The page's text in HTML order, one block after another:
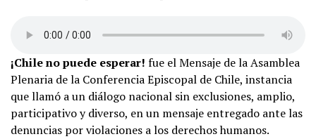
¡Chile no puede esperar! fue el Mensaje de la Asamblea
Plenaria de la Conferencia Episcopal de Chile, instancia
que llamó a un diálogo nacional sin exclusiones, amplio,
participativo y diverso, en un mensaje entregado ante las
denuncias por violaciones a los derechos humanos.